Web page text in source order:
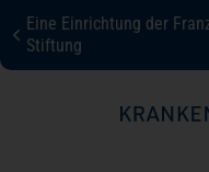
Eine Einrichtung der
Stiftung
KHE Düsseldorf